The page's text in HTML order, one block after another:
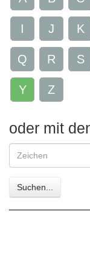
I J K
Q R S
Y Z
oder mit
Suchen...